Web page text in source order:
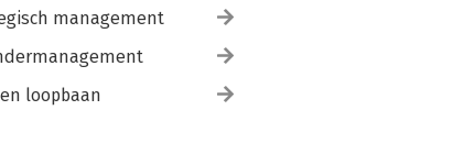
management
loopbaan